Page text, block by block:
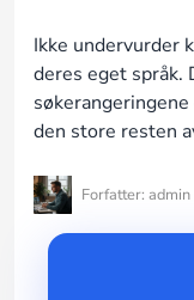
Ikke undervurder
deres eget
den store resten
Forfatter: